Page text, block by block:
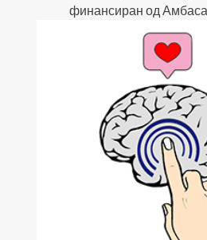
финансиран од